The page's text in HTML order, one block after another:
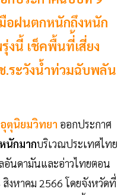
อฝนตกหนักถึงหนัก
งนี้ เช็คพื้นที่้เสี่ยง
ระวังน้ำท่วมฉับพลัน
ตุนิยมวิทยา ออกประกาศ
นักมากบริเวณประเทศไทย
อันดามันและอ่าวไทยตอน
งหาคม 2566 โดยจังหวัดที่